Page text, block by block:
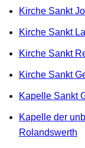
Kirche Sankt
Kirche Sankt
Kirche Sankt
Kirche Sankt
Kapelle Sankt
Kapelle der
Rolandswerth